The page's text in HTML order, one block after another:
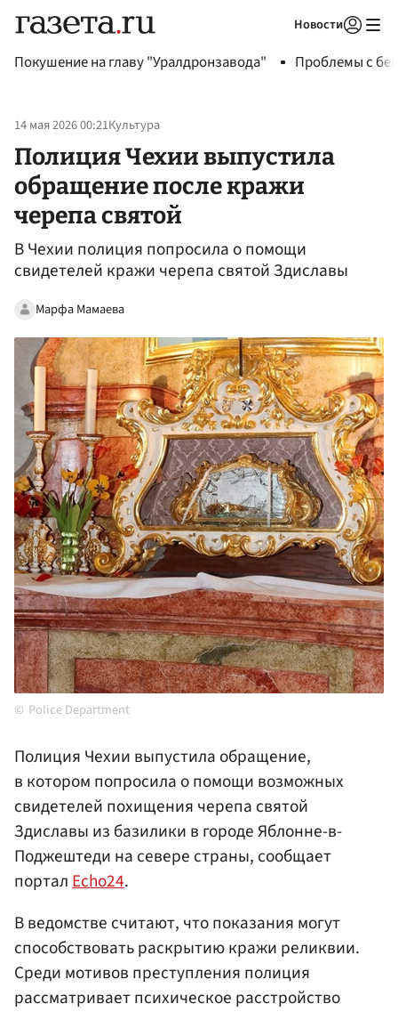
Новости
Покушение на главу "Уралдронзавода" Проблемы с
14 мая 2026 00:21Культура
Полиция Чехии выпустила
обращение после кражи
черепа святой
В Чехии полиция попросила о помощи
свидетелей кражи черепа святой Здиславы
Марфа Мамаева
Police Department
Полиция Чехии выпустила обращение,
в котором попросила о помощи возможных
свидетелей похищения черепа святой
Здиславы из базилики в городе Яблонне-в-
Поджештеди на севере страны, сообщает
порталEcho24.
В ведомстве считают, что показания могут
способствовать раскрытию кражи реликвии.
Среди мотивов преступления полиция
рассматривает психическое расстройство